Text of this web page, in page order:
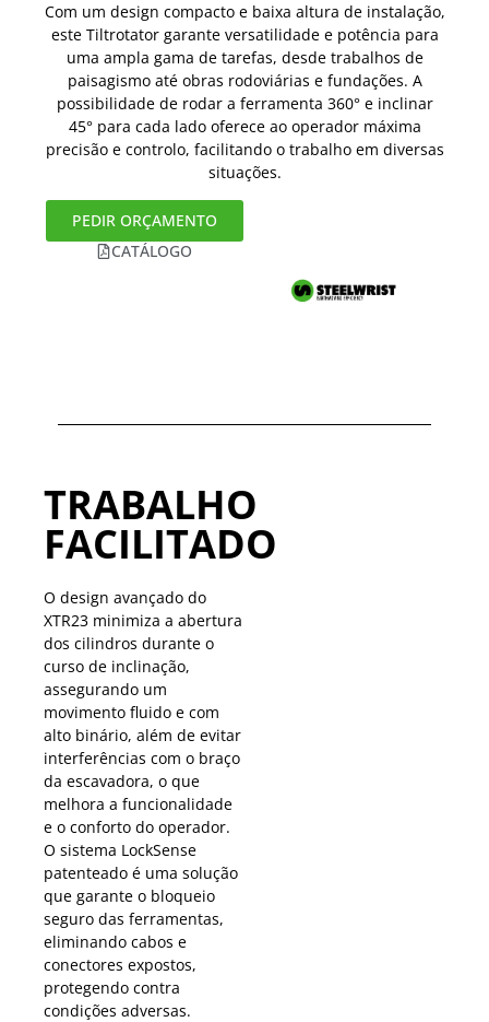
Com um design compacto e baixa altura de instalação,
este Tiltrotator garante versatilidade e potência para
uma ampla gama de tarefas, desde trabalhos de
paisagismo até obras rodoviárias e fundações. A
possibilidade de rodar a ferramenta 360° e inclinar
45° para cada lado oferece ao operador máxima
precisão e controlo, facilitando o trabalho em diversas
situações.
PEDIR ORÇAMENTO
CATÁLOGO
TRABALHO
FACILITADO
O design avançado do
XTR23 minimiza a abertura
dos cilindros durante o
curso de inclinação,
assegurando um
movimento fluido e com
alto binário, além de evitar
interferências com o braço
da escavadora, o que
melhora a funcionalidade
e o conforto do operador.
O sistema LockSense
patenteado é uma solução
que garante o bloqueio
seguro das ferramentas,
eliminando cabos e
conectores expostos,
protegendo contra
condições adversas.